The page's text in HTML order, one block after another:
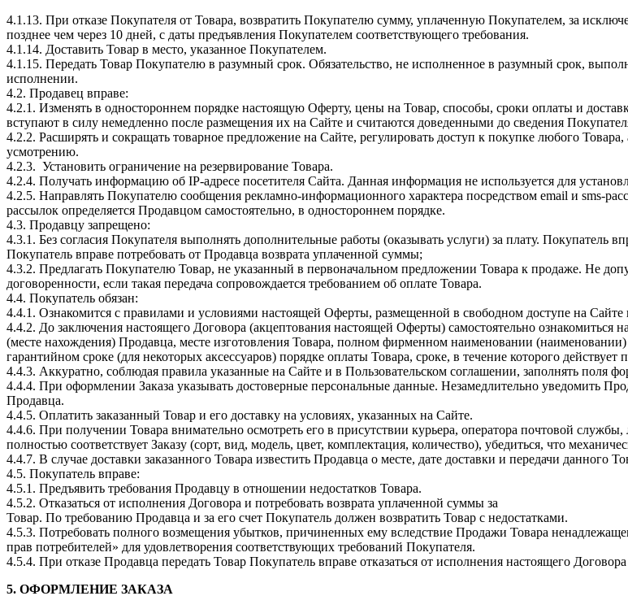
4.1.13. При отказе Покупателя от Товара, возвратить Покупателю сумму, уплаченную Покупателем, за
позднее чем через 10 дней, с даты предъявления Покупателем соответствующего требования.
4.1.14. Доставить Товар в место, указанное Покупателем.
4.1.15. Передать Товар Покупателю в разумный срок. Обязательство, не исполненное в разумный срок,
исполнении.
4.2. Продавец вправе:
4.2.1. Изменять в одностороннем порядке настоящую Оферту, цены на Товар, способы, сроки оплаты и
вступают в силу немедленно после размещения их на Сайте и считаются доведенными до сведения
4.2.2. Расширять и сокращать товарное предложение на Сайте, регулировать доступ к покупке любого
усмотрению.
4.2.3. Установить ограничение на резервирование Товара.
4.2.4. Получать информацию об IP-адресе посетителя Сайта. Данная информация не используется для
4.2.5. Направлять Покупателю сообщения рекламно-информационного характера посредством email и sms-
рассылок определяется Продавцом самостоятельно, в одностороннем порядке.
4.3. Продавцу запрещено:
4.3.1. Без согласия Покупателя выполнять дополнительные работы (оказывать услуги) за плату. Покупатель
Покупатель вправе потребовать от Продавца возврата уплаченной суммы;
4.3.2. Предлагать Покупателю Товар, не указанный в первоначальном предложении Товара к продаже. Не
договоренности, если такая передача сопровождается требованием об оплате Товара.
4.4. Покупатель обязан:
4.4.1. Ознакомится с правилами и условиями настоящей Оферты, размещенной в свободном доступе на Сайте
4.4.2. До заключения настоящего Договора (акцептования настоящей Оферты) самостоятельно ознакомиться
(месте нахождения) Продавца, месте изготовления Товара, полном фирменном наименовании
гарантийном сроке (для некоторых аксессуаров) порядке оплаты Товара, сроке, в течение которого
4.4.3. Аккуратно, соблюдая правила указанные на Сайте и в Пользовательском соглашении, заполнять поля
4.4.4. При оформлении Заказа указывать достоверные персональные данные. Незамедлительно уведомить
Продавца.
4.4.5. Оплатить заказанный Товар и его доставку на условиях, указанных на Сайте.
4.4.6. При получении Товара внимательно осмотреть его в присутствии курьера, оператора почтовой
полностью соответствует Заказу (сорт, вид, модель, цвет, комплектация, количество), убедиться, что
4.4.7. В случае доставки заказанного Товара известить Продавца о месте, дате доставки и передачи данного
4.5. Покупатель вправе:
4.5.1. Предъявить требования Продавцу в отношении недостатков Товара.
4.5.2. Отказаться от исполнения Договора и потребовать возврата уплаченной суммы за
Товар. По требованию Продавца и за его счет Покупатель должен возвратить Товар с недостатками.
4.5.3. Потребовать полного возмещения убытков, причиненных ему вследствие Продажи Товара
прав потребителей» для удовлетворения соответствующих требований Покупателя.
4.5.4. При отказе Продавца передать Товар Покупатель вправе отказаться от исполнения настоящего
5. ОФОРМЛЕНИЕ ЗАКАЗА